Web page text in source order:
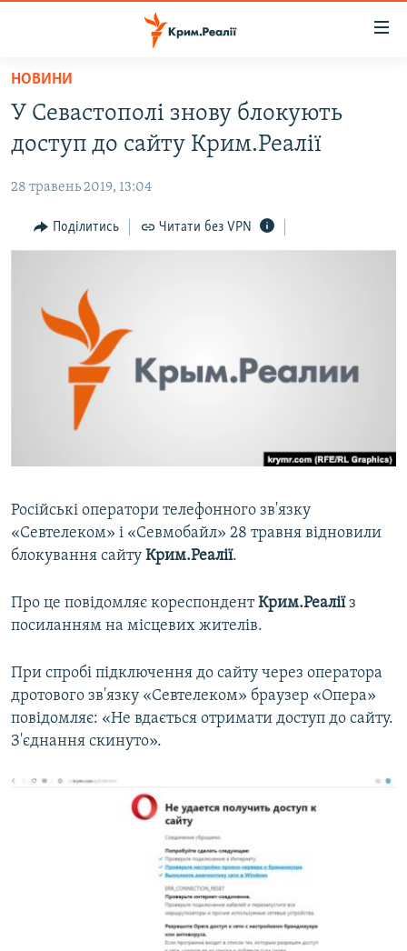
Перейти
основного
матеріалу
Перейти
до
навігації
Перейти
ВІДЕО ТА ФОТО
ПОЛІТИКА
БЛОГИ
ІНТЕРВ'Ю
ВСЕ ЗА ДЕНЬ
СПЕЦПРОЕКТИ
ДЕПОРТАЦІЯ
ВІДЕОУРОКИ «ELIFBE»
ЯК ОБІЙТИ БЛОКУВАННЯ
Qırımtatar
Усі сайти RFE/RL
НОВИНИ
У Севастополі знову блокують
доступ до сайту Крим.Реалії
28 травень 2019, 13:04
Поділитись Читати без VPN
Російські оператори телефонного зв'язку
«Севтелеком» і «Севмобайл» 28 травня відновили
блокування сайту Крим.Реалії.
Про це повідомляє кореспондентКрим.Реаліїз
посиланням на місцевих жителів.
При спробі підключення до сайту через оператора
дротового зв'язку «Севтелеком» браузер «Опера»
повідомляє: «Не вдається отримати доступ до сайту.
З'єднання скинуто».